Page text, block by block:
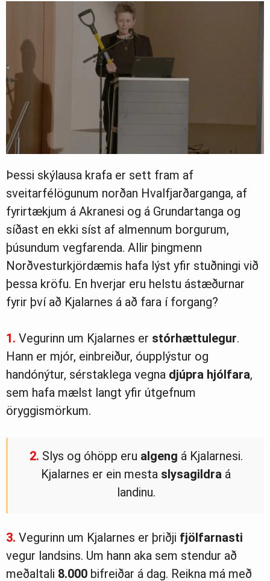
Þessi skýlausa krafa er sett fram af
sveitarfélögunum norðan Hvalfjarðarganga, af
fyrirtækjum á Akranesi og á Grundartanga og
síðast en ekki síst af almennum borgurum,
þúsundum vegfarenda. Allir þingmenn
Norðvesturkjördæmis hafa lýst yfir stuðningi við
þessa kröfu. En hverjar eru helstu ástæðurnar
fyrir því að Kjalarnes á að fara í forgang?
1. Vegurinn um Kjalarnes er stórhættulegur.
Hann er mjór, einbreiður, óupplýstur og
handónýtur, sérstaklega vegna djúpra hjólfara,
sem hafa mælst langt yfir útgefnum
öryggismörkum.
2. Slys og óhöpp eru algeng á Kjalarnesi.
Kjalarnes er ein mesta slysagildra á
landinu.
3. Vegurinn um Kjalarnes er þriðji fjölfarnasti
vegur landsins. Um hann aka sem stendur að
meðaltali 8.000 bifreiðar á dag. Reikna má með